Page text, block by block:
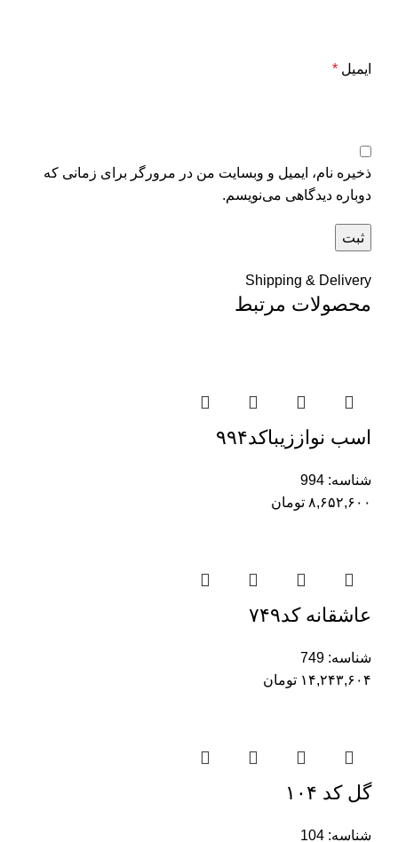
ایمیل *
ذخیره نام، ایمیل و وبسایت من در مرورگر برای زمانی که
دوباره دیدگاهی می‌نویسم.
Shipping & Delivery
محصولات مرتبط
اسب نواززیباکد۹۹۴
شناسه: 994
۸,۶۵۲,۶۰۰ تومان
عاشقانه کد۷۴۹
شناسه: 749
۱۴,۲۴۳,۶۰۴ تومان
گل کد ۱۰۴
شناسه: 104